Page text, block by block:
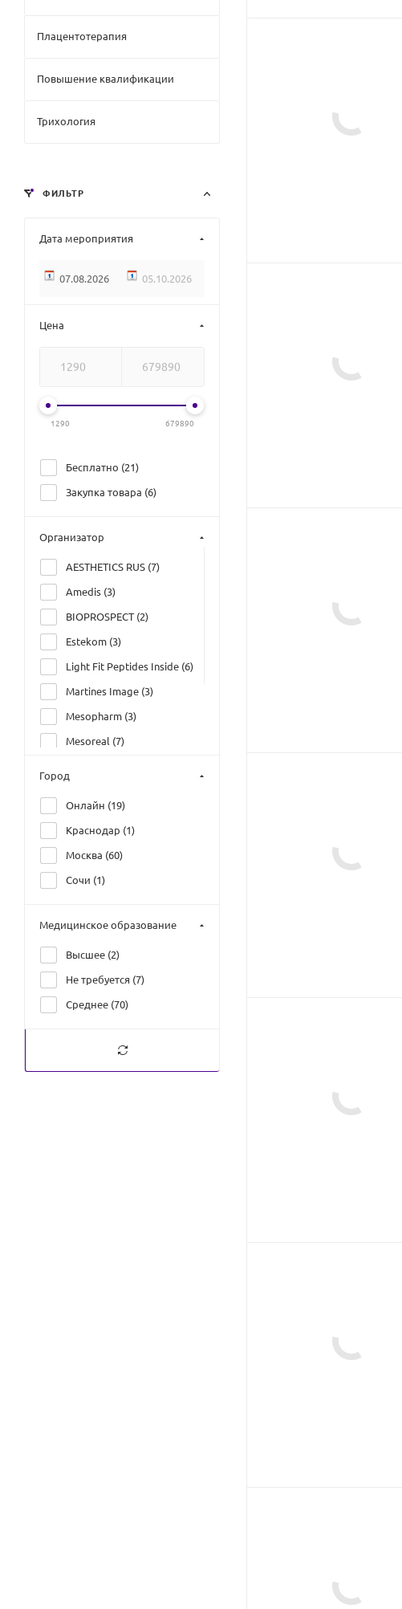
Плацентотерапия
Повышение квалификации
Трихология
ФИЛЬТР
Дата мероприятия
Цена
1290 679890
Бесплатно (21)
Закупка товара (6)
Организатор
AESTHETICS RUS (7)
Amedis (3)
BIOPROSPECT (2)
Estekom (3)
Light Fit Peptides Inside (6)
Martines Image (3)
Mesopharm (3)
Mesoreal (7)
(40
Дом Русской Косметики
Город
Онлайн (19)
Краснодар (1)
Москва (60)
Сочи (1)
Медицинское образование
Высшее (2)
Не требуется (7)
Среднее (70)